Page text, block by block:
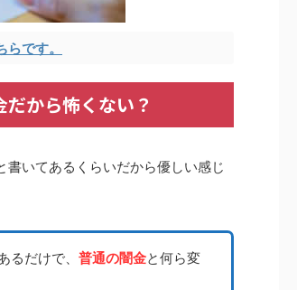
です。
から怖くない？
いてあるくらいだから優しい感じ
るだけで、 普通の闇金と何ら変